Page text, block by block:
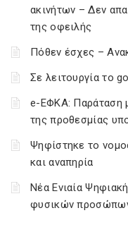
ακινήτων – Δεν
της οφειλής
Πόθεν έσχες –
Σε λειτουργία το
e-ΕΦΚΑ: Παράταση
της προθεσμίας
Ψηφίστηκε το
και αναπηρία
Νέα Ενιαία
φυσικών